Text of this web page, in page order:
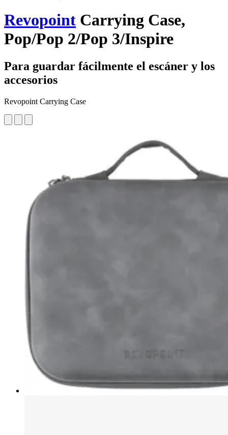
Revopoint Carrying Case,
Pop/Pop 2/Pop 3/Inspire
Para guardar fácilmente el escáner y los
accesorios
Revopoint Carrying Case